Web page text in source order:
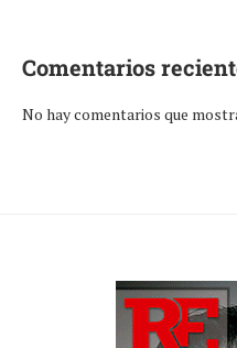
Comentarios
No hay comentarios que